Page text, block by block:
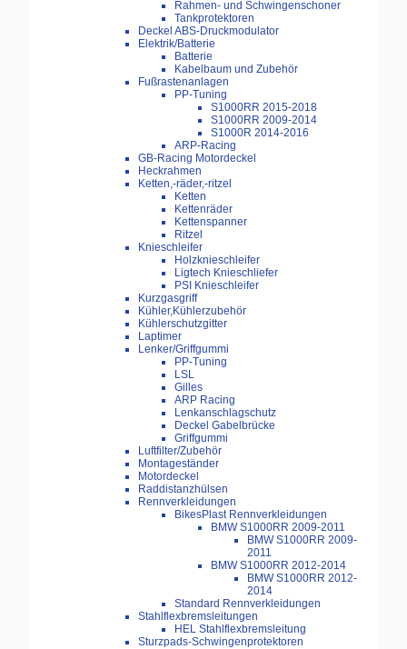
Rahmen- und Schwingenschoner
Tankprotektoren
Deckel ABS-Druckmodulator
Elektrik/Batterie
Batterie
Kabelbaum und Zubehör
Fußrastenanlagen
PP-Tuning
S1000RR 2015-2018
S1000RR 2009-2014
S1000R 2014-2016
ARP-Racing
GB-Racing Motordeckel
Heckrahmen
Ketten,-räder,-ritzel
Ketten
Kettenräder
Kettenspanner
Ritzel
Knieschleifer
Holzknieschleifer
Ligtech Knieschliefer
PSI Knieschleifer
Kurzgasgriff
Kühler,Kühlerzubehör
Kühlerschutzgitter
Laptimer
Lenker/Griffgummi
PP-Tuning
LSL
Gilles
ARP Racing
Lenkanschlagschutz
Deckel Gabelbrücke
Griffgummi
Luftfilter/Zubehör
Montageständer
Motordeckel
Raddistanzhülsen
Rennverkleidungen
BikesPlast Rennverkleidungen
BMW S1000RR 2009-2011
BMW S1000RR 2009-
2011
BMW S1000RR 2012-2014
BMW S1000RR 2012-
2014
Standard Rennverkleidungen
Stahlflexbremsleitungen
HEL Stahlflexbremsleitung
Sturzpads-Schwingenprotektoren